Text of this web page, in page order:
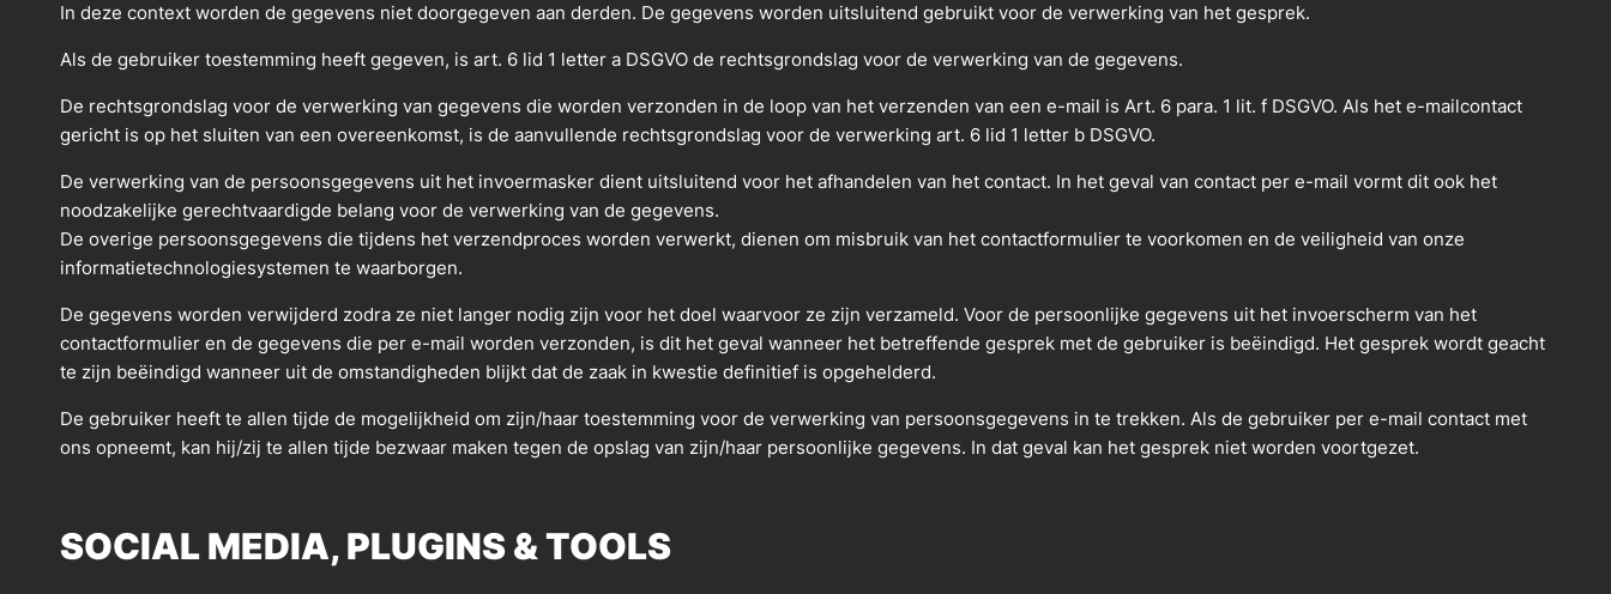
In deze context worden de gegevens niet doorgegeven aan derden. De gegevens worden uitsluitend gebruikt voor de verwerking van het gesprek.
Als de gebruiker toestemming heeft gegeven, is art. 6 lid 1 letter a DSGVO de rechtsgrondslag voor de verwerking van de gegevens.
De rechtsgrondslag voor de verwerking van gegevens die worden verzonden in de loop van het verzenden van een e-mail is Art. 6 para. 1 lit. f DSGVO. Als het e-mailcontact
gericht is op het sluiten van een overeenkomst, is de aanvullende rechtsgrondslag voor de verwerking art. 6 lid 1 letter b DSGVO.
De verwerking van de persoonsgegevens uit het invoermasker dient uitsluitend voor het afhandelen van het contact. In het geval van contact per e-mail vormt dit ook het
noodzakelijke gerechtvaardigde belang voor de verwerking van de gegevens.
De overige persoonsgegevens die tijdens het verzendproces worden verwerkt, dienen om misbruik van het contactformulier te voorkomen en de veiligheid van onze
informatietechnologiesystemen te waarborgen.
De gegevens worden verwijderd zodra ze niet langer nodig zijn voor het doel waarvoor ze zijn verzameld. Voor de persoonlijke gegevens uit het invoerscherm van het
contactformulier en de gegevens die per e-mail worden verzonden, is dit het geval wanneer het betreffende gesprek met de gebruiker is beëindigd. Het gesprek wordt geacht
te zijn beëindigd wanneer uit de omstandigheden blijkt dat de zaak in kwestie definitief is opgehelderd.
De gebruiker heeft te allen tijde de mogelijkheid om zijn/haar toestemming voor de verwerking van persoonsgegevens in te trekken. Als de gebruiker per e-mail contact met
ons opneemt, kan hij/zij te allen tijde bezwaar maken tegen de opslag van zijn/haar persoonlijke gegevens. In dat geval kan het gesprek niet worden voortgezet.
SOCIAL MEDIA, PLUGINS & TOOLS